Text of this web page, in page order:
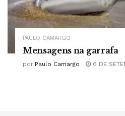
PAULO CAMARGO
Mensagens na garrafa
por Paulo Camargo 6 DE